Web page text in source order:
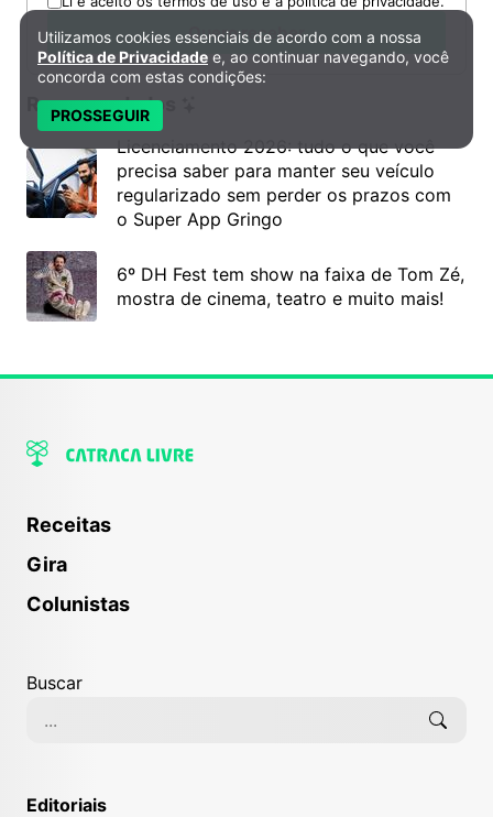
Quero receber
Recomendados
Licenciamento 2026: tudo o que você
precisa saber para manter seu veículo
regularizado sem perder os prazos com
o Super App Gringo
6º DH Fest tem show na faixa de Tom Zé,
mostra de cinema, teatro e muito mais!
Receitas
Gira
Colunistas
Buscar
Editoriais
Política de Privacidade e Cookies
Utilizamos cookies essenciais de acordo com a nossa
Política de Privacidade e, ao continuar navegando, você
concorda com estas condições:
PROSSEGUIR